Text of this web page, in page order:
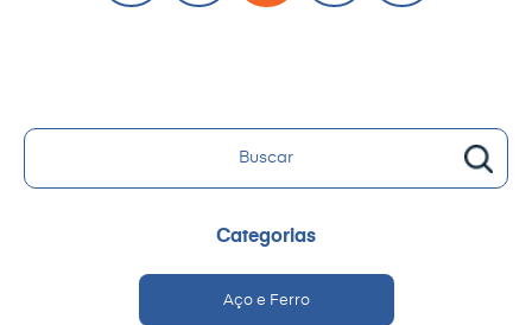
Categorias
Aço e Ferro